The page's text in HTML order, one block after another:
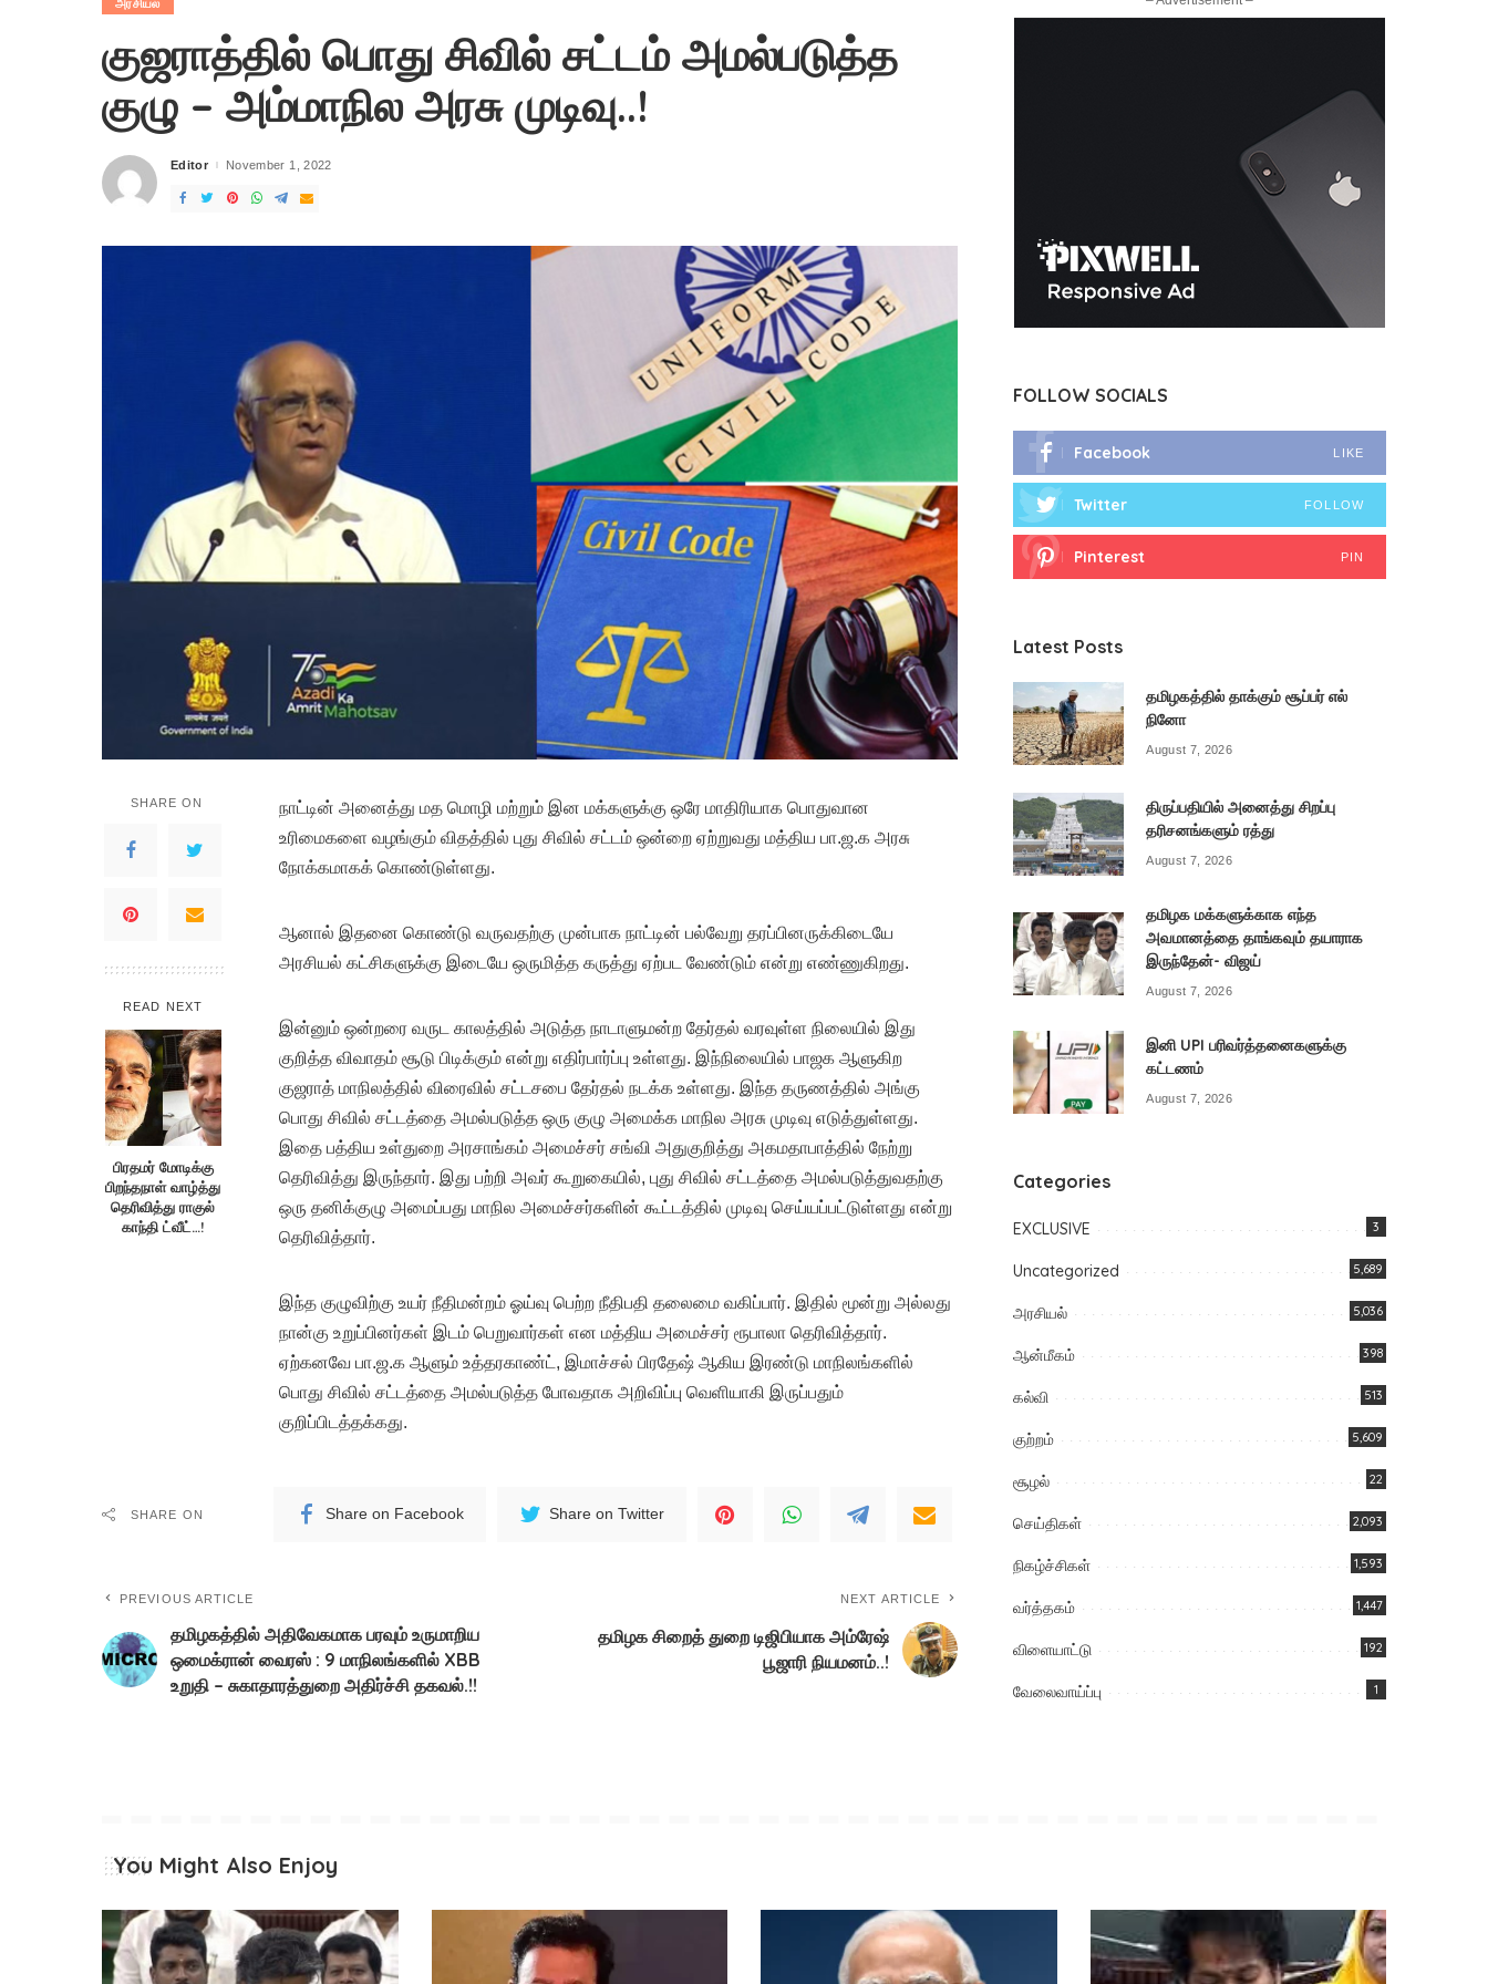
அரசியல்
குஜராத்தில் பொது சிவில் சட்டம் அமல்படுத்த
குழு – அம்மாநில அரசு முடிவு..!
Posted
Editor November 1, 2022
SHARE ON
READ NEXT
பிரதமர் மோடிக்கு
பிறந்தநாள் வாழ்த்து
தெரிவித்து ராகுல்
காந்தி ட்வீட்…!
நாட்டின் அனைத்து மத மொழி மற்றும் இன மக்களுக்கு ஒரே மாதிரியாக பொதுவான
உரிமைகளை வழங்கும் விதத்தில் புது சிவில் சட்டம் ஒன்றை ஏற்றுவது மத்திய பா.ஜ.க அரசு
நோக்கமாகக் கொண்டுள்ளது.
ஆனால் இதனை கொண்டு வருவதற்கு முன்பாக நாட்டின் பல்வேறு தரப்பினருக்கிடையே
அரசியல் கட்சிகளுக்கு இடையே ஒருமித்த கருத்து ஏற்பட வேண்டும் என்று எண்ணுகிறது.
இன்னும் ஒன்றரை வருட காலத்தில் அடுத்த நாடாளுமன்ற தேர்தல் வரவுள்ள நிலையில் இது
குறித்த விவாதம் சூடு பிடிக்கும் என்று எதிர்பார்ப்பு உள்ளது. இந்நிலையில் பாஜக ஆளுகிற
குஜராத் மாநிலத்தில் விரைவில் சட்டசபை தேர்தல் நடக்க உள்ளது. இந்த தருணத்தில் அங்கு
பொது சிவில் சட்டத்தை அமல்படுத்த ஒரு குழு அமைக்க மாநில அரசு முடிவு எடுத்துள்ளது.
இதை பத்திய உள்துறை அரசாங்கம் அமைச்சர் சங்வி அதுகுறித்து அகமதாபாத்தில் நேற்று
தெரிவித்து இருந்தார். இது பற்றி அவர் கூறுகையில், புது சிவில் சட்டத்தை அமல்படுத்துவதற்கு
ஒரு தனிக்குழு அமைப்பது மாநில அமைச்சர்களின் கூட்டத்தில் முடிவு செய்யப்பட்டுள்ளது என்று
தெரிவித்தார்.
இந்த குழுவிற்கு உயர் நீதிமன்றம் ஓய்வு பெற்ற நீதிபதி தலைமை வகிப்பார். இதில் மூன்று அல்லது
நான்கு உறுப்பினர்கள் இடம் பெறுவார்கள் என மத்திய அமைச்சர் ரூபாலா தெரிவித்தார்.
ஏற்கனவே பா.ஜ.க ஆளும் உத்தரகாண்ட், இமாச்சல் பிரதேஷ் ஆகிய இரண்டு மாநிலங்களில்
பொது சிவில் சட்டத்தை அமல்படுத்த போவதாக அறிவிப்பு வெளியாகி இருப்பதும்
குறிப்பிடத்தக்கது.
SHARE ON Share on Facebook Share on Twitter
PREVIOUS ARTICLE
தமிழகத்தில் அதிவேகமாக பரவும் உருமாறிய
ஒமைக்ரான் வைரஸ் : 9 மாநிலங்களில் XBB
உறுதி – சுகாதாரத்துறை அதிர்ச்சி தகவல்.!!
NEXT ARTICLE
தமிழக சிறைத் துறை டிஜிபியாக அம்ரேஷ்
பூஜாரி நியமனம்..!
FOLLOW SOCIALS
Facebook LIKE
Twitter FOLLOW
Pinterest PIN
Latest Posts
தமிழகத்தில் தாக்கும் சூப்பர் எல்
நினோ
August 7, 2026
திருப்பதியில் அனைத்து சிறப்பு
தரிசனங்களும் ரத்து
August 7, 2026
தமிழக மக்களுக்காக எந்த
அவமானத்தை தாங்கவும் தயாராக
இருந்தேன்- விஜய்
August 7, 2026
இனி UPI பரிவர்த்தனைகளுக்கு
கட்டணம்
August 7, 2026
Categories
EXCLUSIVE 3
Uncategorized 5,689
அரசியல் 5,036
ஆன்மீகம் 398
கல்வி 513
குற்றம் 5,609
சூழல் 22
செய்திகள் 2,093
நிகழ்ச்சிகள் 1,593
வர்த்தகம் 1,447
விளையாட்டு 192
வேலைவாய்ப்பு 1
You Might Also Enjoy